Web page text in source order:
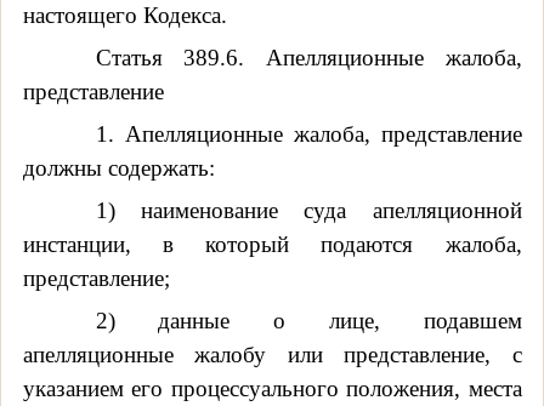
настоящего Кодекса.
Статья 389.6. Апелляционные жалоба,
представление
1. Апелляционные жалоба, представление
должны содержать:
1) наименование суда апелляционной
инстанции, в который подаются жалоба,
представление;
2) данные о лице, подавшем
апелляционные жалобу или представление, с
указанием его процессуального положения, места